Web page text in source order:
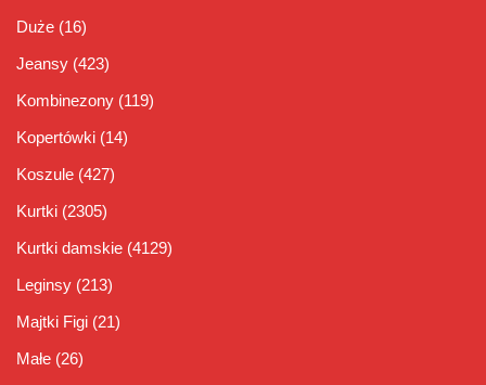
Duże (16)
Jeansy (423)
Kombinezony (119)
Kopertówki (14)
Koszule (427)
Kurtki (2305)
Kurtki damskie (4129)
Leginsy (213)
Majtki Figi (21)
Małe (26)